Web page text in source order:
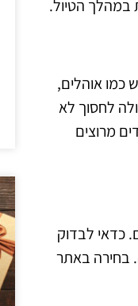
במהלך הטיול.
כמו אוהלים,
לחסוך לא
מרוצים
כדאי לבדוק
בחירה באתר